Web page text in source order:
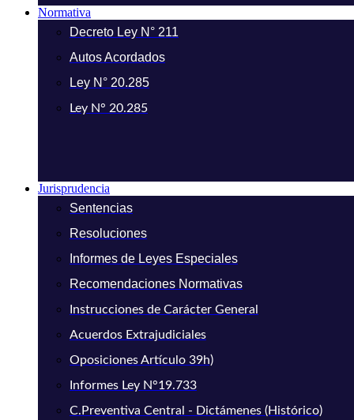
Normativa
Decreto Ley N° 211
Autos Acordados
Ley N° 20.285
Ley N° 20.285
Jurisprudencia
Sentencias
Resoluciones
Informes de Leyes Especiales
Recomendaciones Normativas
Instrucciones de Carácter General
Acuerdos Extrajudiciales
Oposiciones Artículo 39h)
Informes Ley N°19.733
C.Preventiva Central - Dictámenes (Histórico)